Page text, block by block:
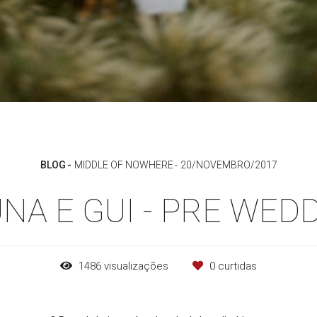
BLOG MIDDLE OF NOWHERE 20/NOVEMBRO/2017
E GUI - PRE
1486 visualizações 0 curtidas